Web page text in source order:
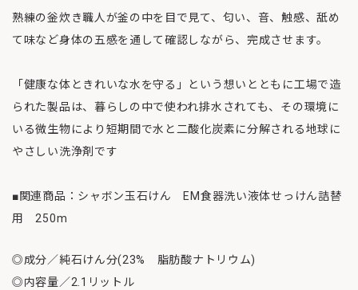
熟練の釡炊き職人が釜の中を目で見て、匂い、音、触感、舐め
て味など身体の五感を通して確認しながら、完成させます。
「健康な体ときれいな水を守る」という想いとともに工場で造
られた製品は、暮らしの中で使われ排水されても、その環境に
いる微生物により短期間で水と二酸化炭素に分解される地球に
やさしい洗浄剤です
■関連商品：シャボン玉石けん EM食器洗い液体せっけん詰替
用 250m
◎成分／純石けん分(23% 脂肪酸ナトリウム)
◎内容量／2.1リットル